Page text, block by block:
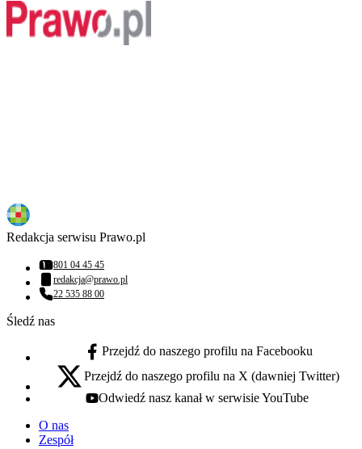
Redakcja serwisu Prawo.pl
Numer telefonu:
801 04 45 45
Adres email:
redakcja@prawo.pl
Numer telefonu:
22 535 88 00
Śledź nas
facebook - otwiera się w nowej karcie
Przejdź do naszego profilu na Facebooku
x - otwiera się w nowej karcie
Przejdź do naszego profilu na X (dawniej Twitter)
youtube - otwiera się w nowej karcie
Odwiedź nasz kanał w serwisie YouTube
O nas
Zespół